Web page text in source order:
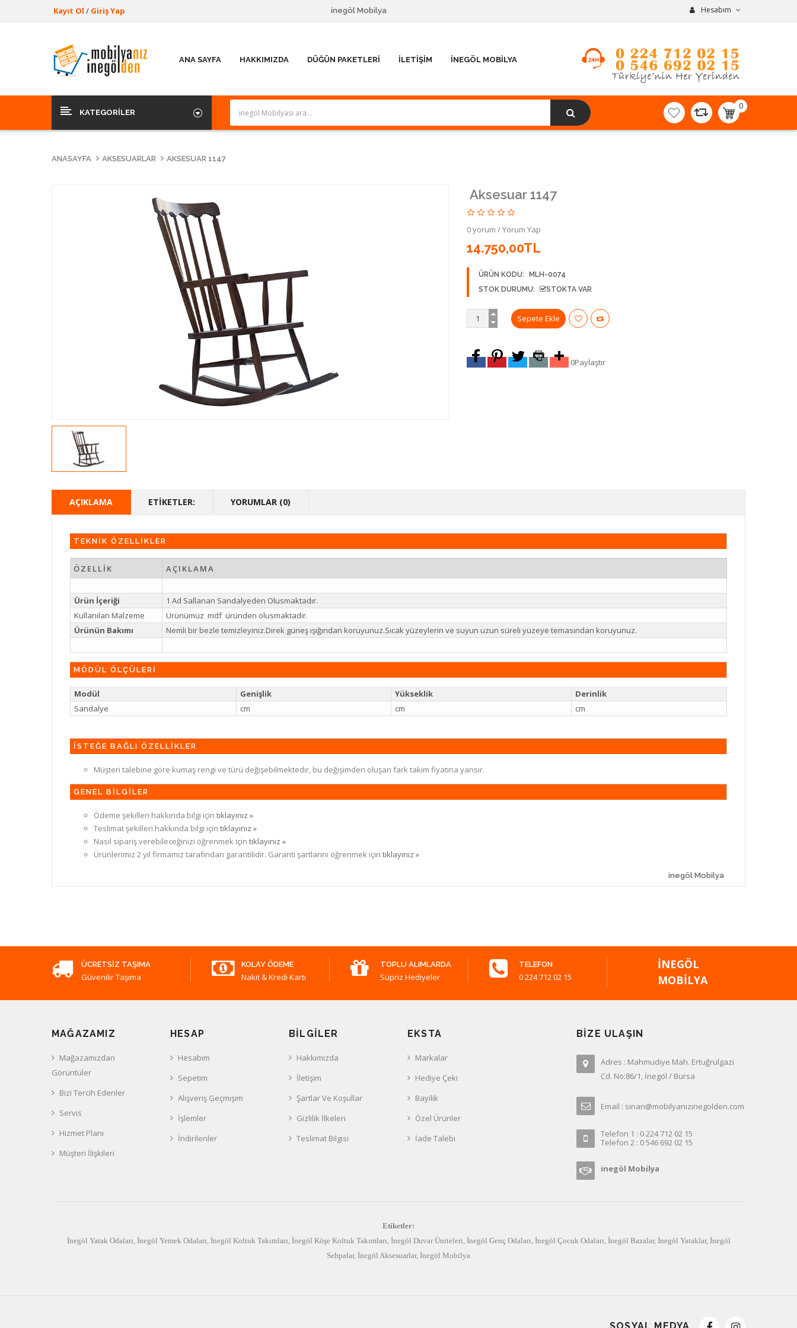
inegöl Mobilya
Kayıt Ol / Giriş Yap Hesabım
ANA SAYFA HAKKIMIZDA DÜĞÜN PAKETLERI İLETIŞIM İNEGÖL MOBILYA
KATEGORILER
0
item(s)
-
ANASAYFA AKSESUARLAR AKSESUAR 1147
Aksesuar 1147
0 yorum /Yorum Yap
14.750,00TL
ÜRÜN KODU:
MLH-0074
STOK DURUMU:
STOKTA VAR
0Paylaştır
AÇIKLAMA ETIKETLER: YORUMLAR (0)
TEKNİK ÖZELLİKLER
ÖZELLİK AÇIKLAMA
Ürün İçeriği
1 Ad Sallanan Sandalyeden Olusmaktadır.
Kullanılan Malzeme
Ürünümüz mdf üründen olusmaktadir.
Ürünün Bakımı
Nemli bir bezle temizleyiniz.Direk güneş ışığından koruyunuz.Sıcak yüzeylerin ve suyun uzun süreli yüzeye temasından koruyunuz.
MÖDÜL ÖLÇÜLERİ
Modül Genişlik Yükseklik
Derinlik
Sandalye
cm cm cm
İSTEĞE BAĞLI ÖZELLİKLER
Müşteri talebine göre kumaş rengi ve türü değişebilmektedir, bu değişimden oluşan fark takım fiyatına yansır.
GENEL BİLGİLER
Ödeme şekilleri hakkında bilgi için tıklayınız »
Teslimat şekilleri hakkında bilgi için tıklayınız »
Nasıl sipariş verebileceğinizi öğrenmek için tıklayınız »
Ürünlerimiz 2 yıl firmamız tarafından garantilidir. Garanti şartlarını öğrenmek için tıklayınız »
inegöl Mobilya
ÜCRETSIZ TAŞIMA
Güvenilir Taşıma
KOLAY ÖDEME
Nakit & Kredi Kartı
TOPLU ALIMLARDA
Süpriz Hediyeler
TELEFON
0 224 712 02 15
İNEGÖL
MOBILYA
MAĞAZAMIZ
Mağazamızdan
Görüntüler
Bizi Tercih Edenler
Servis
Hizmet Planı
Müşteri İlişkileri
HESAP
Hesabım
Sepetim
Alışveriş Geçmişim
İşlemler
İndirilenler
BILGILER
Hakkımızda
İletişim
Şartlar Ve Koşullar
Gizlilik İlkeleri
Teslimat Bilgisi
EKSTA
Markalar
Hediye Çeki
Bayilik
Özel Ürünler
İade Talebi
BIZE ULAŞIN
Adres : Mahmudiye Mah. Ertuğrulgazi
Cd. No:86/1, İnegöl / Bursa
Email : sinan@mobilyanizinegolden.com
Telefon 1 : 0 224 712 02 15
Telefon 2 : 0 546 692 02 15
inegöl Mobilya
Etiketler:
İnegöl Yatak Odaları İnegöl Yemek Odaları İnegöl Koltuk Takımları İnegöl Köşe Koltuk Takımları İnegöl Duvar Üniteleri İnegöl Genç Odaları İnegöl Çocuk Odaları İnegöl Bazalar, İnegöl Yataklar, İnegöl
Sehpalar, İnegöl Aksesuarlar, İnegöl Mobilya